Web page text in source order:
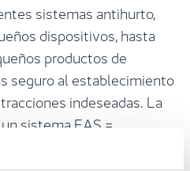
sistemas antihurto,
dispositivos, hasta
productos de
seguro al establecimiento
indeseadas. La
sistema EAS =
para diferentes